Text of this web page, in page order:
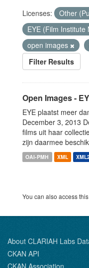
Licenses: Other
EYE (Film Institute
open images
Filter Results
Open Images -
EYE plaatst meer
December 3, 2013
films uit haar
zijn daarmee
OAI-PMH XML
You can also access
About CLARIAH Labs
CKAN API
CKAN Association